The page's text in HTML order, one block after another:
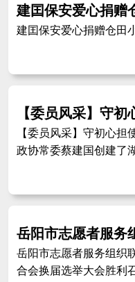
建囯保安爱心捐赠
建囯保安爱心捐赠仓田
【委员风采】守
【委员风采】守初心
政协常委蔡建国创建了
岳阳市志愿者服务
岳阳市志愿者服务组织
合会换届选举大会胜利